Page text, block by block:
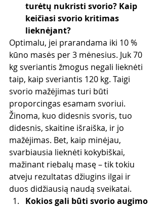
turėtų nukristi svorio? Kaip
keičiasi svorio kritimas
lieknėjant?
Optimalu, jei prarandama iki 10 %
kūno masės per 3 mėnesius. Juk 70
kg sveriantis žmogus negali lieknėti
taip, kaip sveriantis 120 kg. Taigi
svorio mažėjimas turi būti
proporcingas esamam svoriui.
Žinoma, kuo didesnis svoris, tuo
didesnis, skaitine išraiška, ir jo
mažėjimas. Bet, kaip minėjau,
svarbiausia lieknėti kokybiškai,
mažinant riebalų masę – tik tokiu
atveju rezultatas džiugins ilgai ir
duos didžiausią naudą sveikatai.
Kokios gali būti svorio augimo